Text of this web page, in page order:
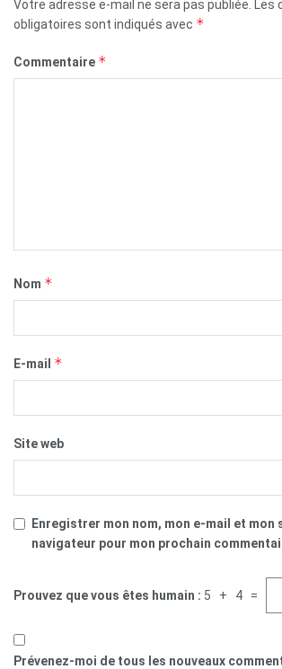
Votre adresse e-mail ne sera pas publiée.
Les
obligatoires sont indiqués avec *
Commentaire *
Nom *
E-mail *
Site web
Enregistrer mon nom, mon e-mail et mon
navigateur pour mon prochain
Prouvez que vous êtes humain : 5 + 4 =
Prévenez-moi de tous les nouveaux